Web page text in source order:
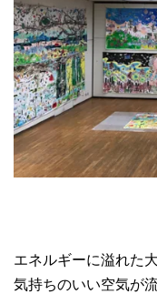
エネルギーに溢れた
気持ちのいい空気が